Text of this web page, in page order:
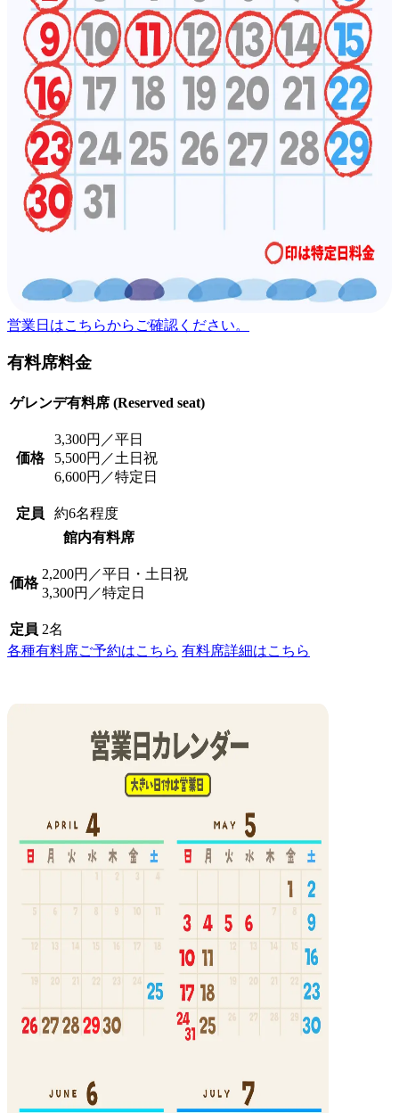
営業日はこちらからご確認ください。
有料席料金
ゲレンデ有料席 (Reserved seat)
価格
3,300円／平日
5,500円／土日祝
6,600円／特定日
定員
約6名程度
館内有料席
価格
2,200円／平日・土日祝
3,300円／特定日
定員 2名
各種有料席ご予約はこちら 有料席詳細はこちら